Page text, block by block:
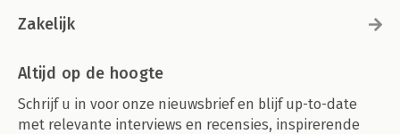
Zakelijk
Altijd op de hoogte
Schrijf u in voor onze nieuwsbrief en blijf up-to-date
met relevante interviews en recensies, inspirerende